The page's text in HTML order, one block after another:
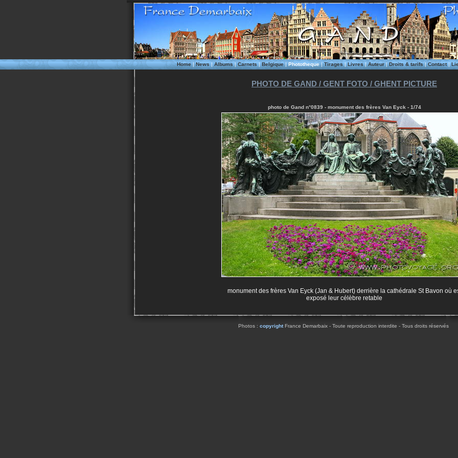
Home|News| Albums| Carnets|Belgique|Phototheque|Tirages|Livres|Auteur|Droits & tarifs|Contact|
PHOTO DE GAND / GENT FOTO / GHENT PICTURE
photo de Gand n°0839 - monument des frères Van Eyck - 1/74
monument des frères Van Eyck (Jan & Hubert) derrière la cathédrale St Bavon où
exposé leur célèbre retable
Photos : copyrightFrance Demarbaix - Toute reproduction interdite - Tous droits réservés